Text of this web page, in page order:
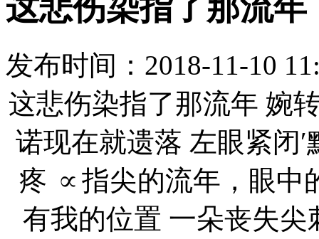
这悲伤染指了那流年
发布时间： 2018-11-10
这悲伤染指了那流年 婉
诺现在就遗落 左眼紧闭
疼 ∝指尖的流年，眼中
有我的位置 一朵丧失